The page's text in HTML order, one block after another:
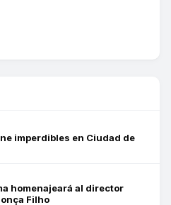
imperdibles en Ciudad de
homenajeará al director
Filho